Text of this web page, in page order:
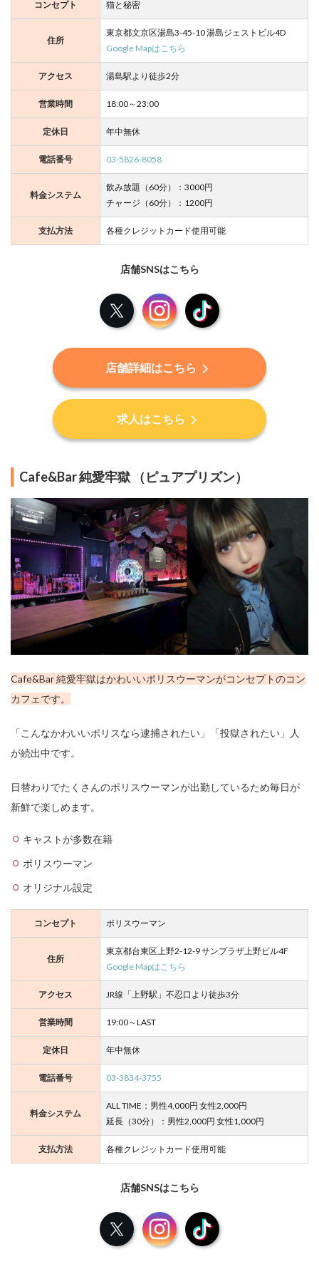
コンセプト 猫と秘密
住所
東京都文京区湯島3-45-10 湯島ジェストビル4D
Google Mapはこちら
アクセス 湯島駅より徒歩2分
営業時間 18:00～23:00
定休日 年中無休
電話番号 03-5826-8058
料金システム
飲み放題（60分）：3000円
チャージ（60分）：1200円
支払方法 各種クレジットカード使用可能
店舗SNSはこちら
X InstagramTikTok
店舗詳細はこちら
求人はこちら
Cafe&Bar 純愛牢獄 （ピュアプリズン）
Cafe&Bar 純愛牢獄はかわいいポリスウーマンがコンセプトのコン
カフェです。
「こんなかわいいポリスなら逮捕されたい」「投獄されたい」人
が続出中です。
日替わりでたくさんのポリスウーマンが出勤しているため毎日が
新鮮で楽しめます。
キャストが多数在籍
ポリスウーマン
オリジナル設定
コンセプト ポリスウーマン
住所
東京都台東区上野2-12-9 サンプラザ上野ビル4F
Google Mapはこちら
アクセス JR線「上野駅」不忍口より徒歩3分
営業時間 19:00～LAST
定休日 年中無休
電話番号 03-3834-3755
料金システム
ALL TIME：男性4,000円 女性2,000円
延長（30分）：男性2,000円 女性1,000円
支払方法 各種クレジットカード使用可能
店舗SNSはこちら
X InstagramTikTok